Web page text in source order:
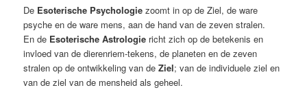
De Esoterische Psychologie zoomt in op de Ziel, de ware
psyche en de ware mens, aan de hand van de zeven stralen.
En de Esoterische Astrologie richt zich op de betekenis en
invloed van de dierenriem-tekens, de planeten en de zeven
stralen op de ontwikkeling van de Ziel; van de individuele ziel en
van de ziel van de mensheid als geheel.